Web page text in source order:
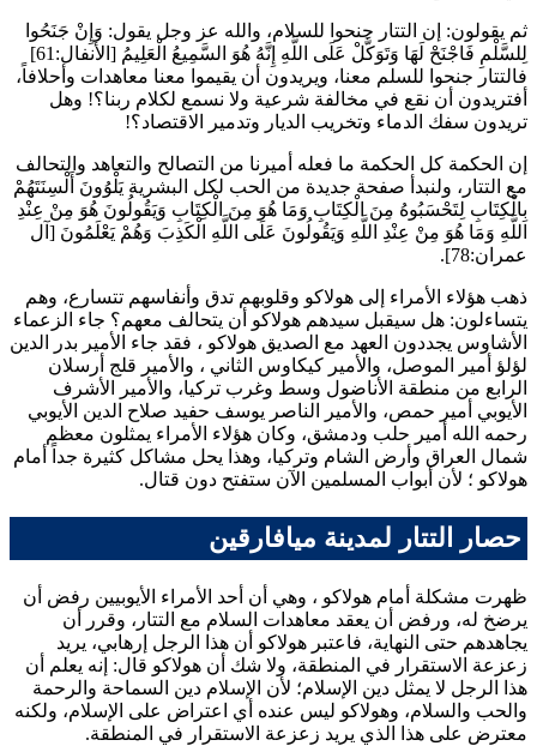
ثم يقولون: إن التتار جنحوا للسلام، والله عز وجل يقول: وَإِنْ جَنَحُوا
لِلسَّلْمِ فَاجْنَحْ لَهَا وَتَوَكَّلْ عَلَى اللَّهِ إِنَّهُ هُوَ السَّمِيعُ الْعَلِيمُ
[الأنفال:61]
فالتتار جنحوا للسلم معنا، ويريدون أن يقيموا معنا معاهدات وأحلافاً،
أفتريدون أن نقع في مخالفة شرعية ولا نسمع لكلام ربنا؟! وهل
تريدون سفك الدماء وتخريب الديار وتدمير الاقتصاد؟!
إن الحكمة كل الحكمة ما فعله أميرنا من التصالح والتعاهد والتحالف
مع التتار، ولنبدأ صفحة جديدة من الحب لكل البشريةيَلْوُونَ أَلْسِنَتَهُمْ
بِالْكِتَابِ لِتَحْسَبُوهُ مِنَ الْكِتَابِ وَمَا هُوَ مِنَ الْكِتَابِ وَيَقُولُونَ هُوَ مِنْ عِنْدِ
اللَّهِ وَمَا هُوَ مِنْ عِنْدِ اللَّهِ وَيَقُولُونَ عَلَى اللَّهِ الْكَذِبَ وَهُمْ يَعْلَمُونَ [آل
عمران:78].
ذهب هؤلاء الأمراء إلى هولاكو وقلوبهم تدق وأنفاسهم تتسارع، وهم
يتساءلون: هل سيقبل سيدهم هولاكو أن يتحالف معهم؟ جاء الزعماء
الأشاوس يجددون العهد مع الصديق هولاكو ، فقد جاء الأمير بدر الدين
لؤلؤ أمير الموصل، والأمير كيكاوس الثاني ، والأمير قلج أرسلان
الرابع من منطقة الأناضول وسط وغرب تركيا، والأمير
الأشرف
الأيوبي أمير حمص، والأمير الناصر يوسف حفيد صلاح الدين الأيوبي
رحمه الله أمير حلب ودمشق، وكان هؤلاء الأمراء يمثلون معظم
شمال العراق وأرض الشام وتركيا، وهذا يحل مشاكل كثيرة جداً أمام
هولاكو ؛ لأن أبواب المسلمين الآن ستفتح دون قتال.
حصار التتار لمدينة ميافارقين
ظهرت مشكلة أمام هولاكو ، وهي أن أحد الأمراء الأيوبيين رفض أن
يرضخ له، ورفض أن يعقد معاهدات السلام مع التتار، وقرر أن
يجاهدهم حتى النهاية، فاعتبر هولاكو أن هذا الرجل إرهابي، يريد
زعزعة الاستقرار في المنطقة، ولا شك أن هولاكو قال: إنه يعلم أن
هذا الرجل لا يمثل دين الإسلام؛ لأن الإسلام دين السماحة والرحمة
والحب والسلام، وهولاكو ليس عنده أي اعتراض على الإسلام، ولكنه
معترض على هذا الذي يريد زعزعة الاستقرار في المنطقة.